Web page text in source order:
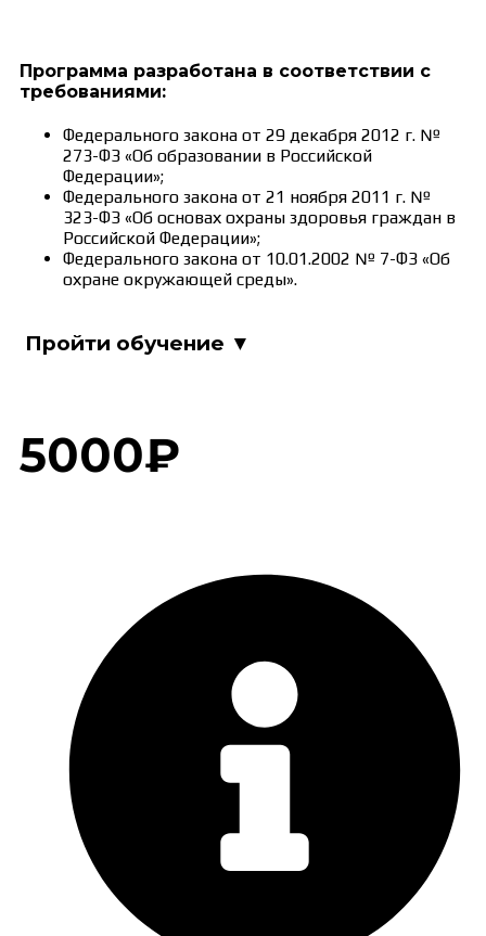
Программа разработана в соответствии с
требованиями:
Федерального закона от 29 декабря 2012 г. №
273-ФЗ «Об образовании в Российской
Федерации»;
Федерального закона от 21 ноября 2011 г. №
323-ФЗ «Об основах охраны здоровья граждан в
Российской Федерации»;
Федерального закона от 10.01.2002 № 7-ФЗ «Об
охране окружающей среды».
Пройти обучение ▼
5000₽